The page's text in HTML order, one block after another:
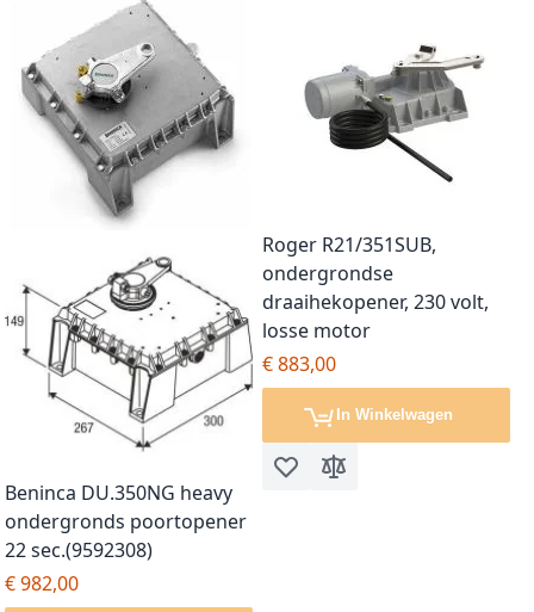
Beninca DU.350NG heavy
ondergronds poortopener
22 sec.(9592308)
€ 982,00
Roger R21/351SUB,
ondergrondse
draaihekopener, 230 volt,
losse motor
€ 883,00
In Winkelwagen
Voeg toe aan verlanglijst
Toevoegen om te